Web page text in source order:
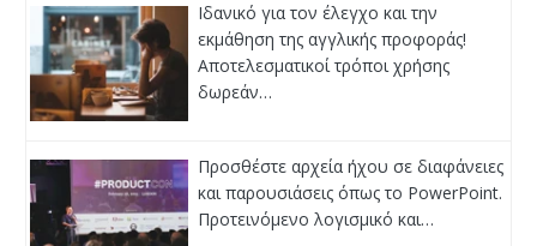
Ιδανικό για τον έλεγχο και την
εκμάθηση της αγγλικής προφοράς!
Αποτελεσματικοί τρόποι χρήσης
δωρεάν…
Προσθέστε αρχεία ήχου σε διαφάνειες
και παρουσιάσεις όπως το PowerPoint.
Προτεινόμενο λογισμικό και…